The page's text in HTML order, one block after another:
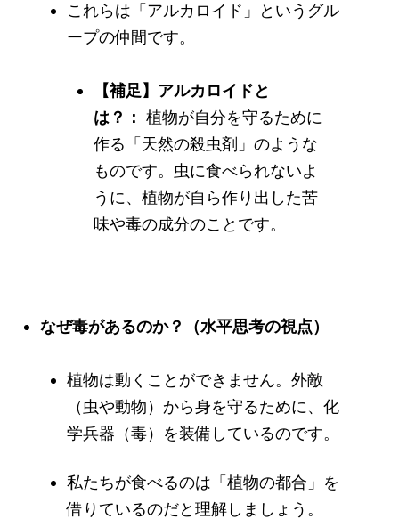
これらは「アルカロイド」というグル
ープの仲間です。
【補足】アルカロイドと
は？： 植物が自分を守るために
作る「天然の殺虫剤」のような
ものです。虫に食べられないよ
うに、植物が自ら作り出した苦
味や毒の成分のことです。
なぜ毒があるのか？（水平思考の視点）
植物は動くことができません。外敵
（虫や動物）から身を守るために、化
学兵器（毒）を装備しているのです。
私たちが食べるのは「植物の都合」を
借りているのだと理解しましょう。